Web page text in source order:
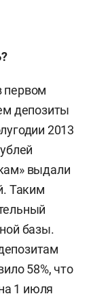
первом
депозиты
2013
выдали
Таким
базы.
58%, что
1 июля